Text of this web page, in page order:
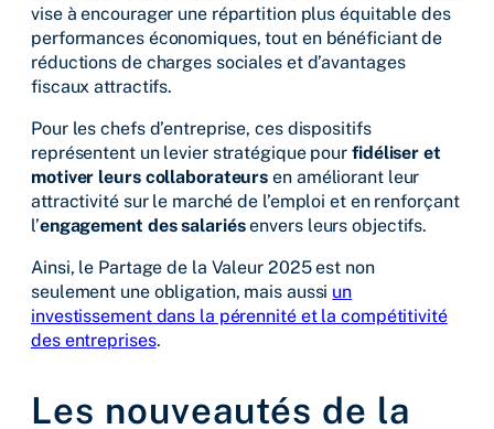
vise à encourager une répartition plus équitable des
performances économiques, tout en bénéficiant de
réductions de charges sociales et d’avantages
fiscaux attractifs.
Pour les chefs d’entreprise, ces dispositifs
représentent un levier stratégique pour fidéliser et
motiver leurs collaborateurs en améliorant leur
attractivité sur le marché de l’emploi et en renforçant
l’engagement des salariésenvers leurs objectifs.
Ainsi, le Partage de la Valeur 2025 est non
seulement une obligation, mais aussi un
investissement dans la pérennité et la compétitivité
des entreprises.
Les nouveautés de la